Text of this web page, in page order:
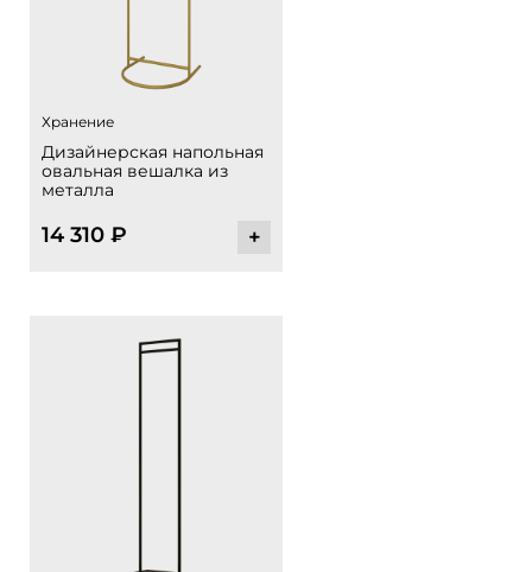
Хранение
Дизайнерская напольная
овальная вешалка из
металла
14 310 ₽ +